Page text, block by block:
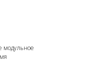
модульное